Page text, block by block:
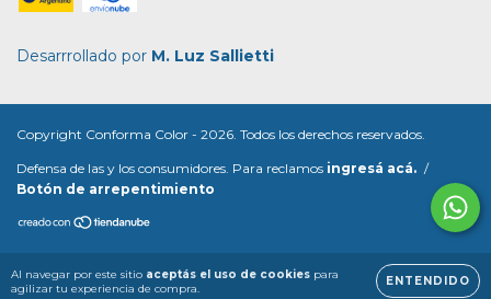
Al navegar por este sitio aceptás el uso de cookies para
agilizar tu experiencia de compra.
ENTENDIDO
Desarrrollado por M. Luz Sallietti
Copyright Conforma Color - 2026. Todos los derechos reservados.
Defensa de las y los consumidores. Para reclamos ingresá acá. /
Botón de arrepentimiento